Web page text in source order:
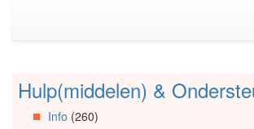
Spring
Artikels
Hulp(middelen) &
Info (260)